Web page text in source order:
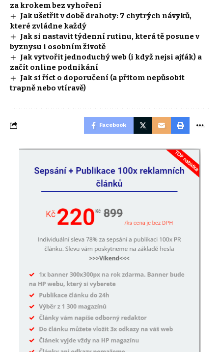
za krokem bez vyhoření
Jak ušetřit v době drahoty: 7 chytrých návyků,
které zvládne každý
Jak si nastavit týdenní rutinu, která tě posune v
byznysu i osobním životě
Jak vytvořit jednoduchý web (i když nejsi ajťák) a
začít online podnikání
Jak si říct o doporučení (a přitom nepůsobit
trapně nebo vtíravě)
Facebook